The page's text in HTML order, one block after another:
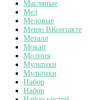
Масляные
Мел
Меловые
Меню ВКонтакте
Металл
Мокап
Молния
Мультики
Мультики
Набор
Набор